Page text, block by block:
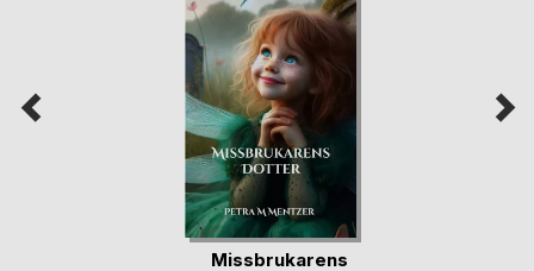
Missbrukarens